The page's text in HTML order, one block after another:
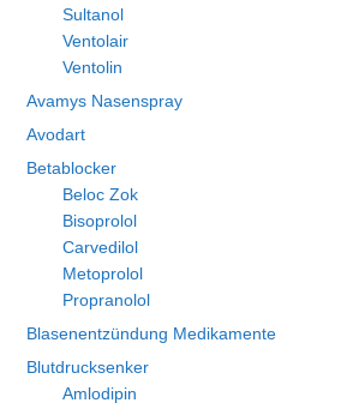
Sultanol
Ventolair
Ventolin
Avamys Nasenspray
Avodart
Betablocker
Beloc Zok
Bisoprolol
Carvedilol
Metoprolol
Propranolol
Blasenentzündung Medikamente
Blutdrucksenker
Amlodipin